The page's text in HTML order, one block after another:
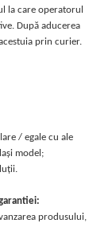
la care operatorul
După aducerea
prin curier.
/ egale cu ale
model;
produsului,